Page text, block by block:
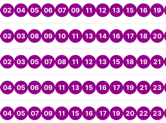
02 04 05 06 07 09 11 12 13 15 16 19
02 03 08 09 10 11 13 14 16 17 18 20
02 03 05 07 08 11 12 13 15 18 19 21
04 05 06 09 11 13 15 16 17 19 21 23
04 05 07 09 11 15 16 17 19 20 22 23